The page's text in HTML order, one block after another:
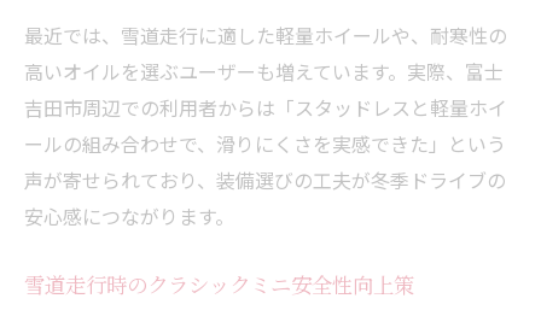
最近では、雪道走行に適した軽量ホイールや、耐寒性の
高いオイルを選ぶユーザーも増えています。実際、富士
吉田市周辺での利用者からは「スタッドレスと軽量ホイ
ールの組み合わせで、滑りにくさを実感できた」という
声が寄せられており、装備選びの工夫が冬季ドライブの
安心感につながります。
雪道走行時のクラシックミニ安全性向上策